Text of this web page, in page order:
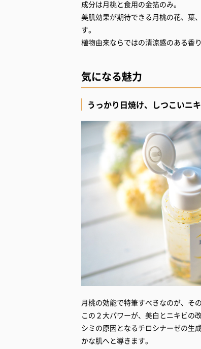
成分は月桃と食用の金箔のみ。
美肌効果が期待できる月桃の花、葉
す。
植物由来ならではの清涼感のある香
気になる魅力
うっかり日焼け、しつこいニ
月桃の効能で特筆すべきなのが、そ
この２大パワーが、美白とニキビの
シミの原因となるチロシナーゼの生
かな肌へと導きます。